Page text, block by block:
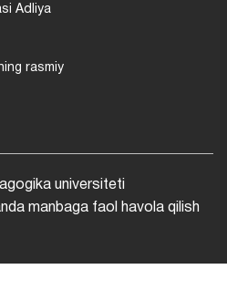
Adliya
rasmiy
universiteti
manbaga faol havola qilish